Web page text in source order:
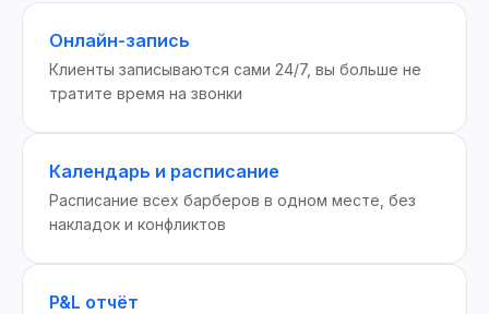
Онлайн-запись
Клиенты записываются сами 24/7, вы больше не
тратите время на звонки
Календарь и расписание
Расписание всех барберов в одном месте, без
накладок и конфликтов
P&L отчёт